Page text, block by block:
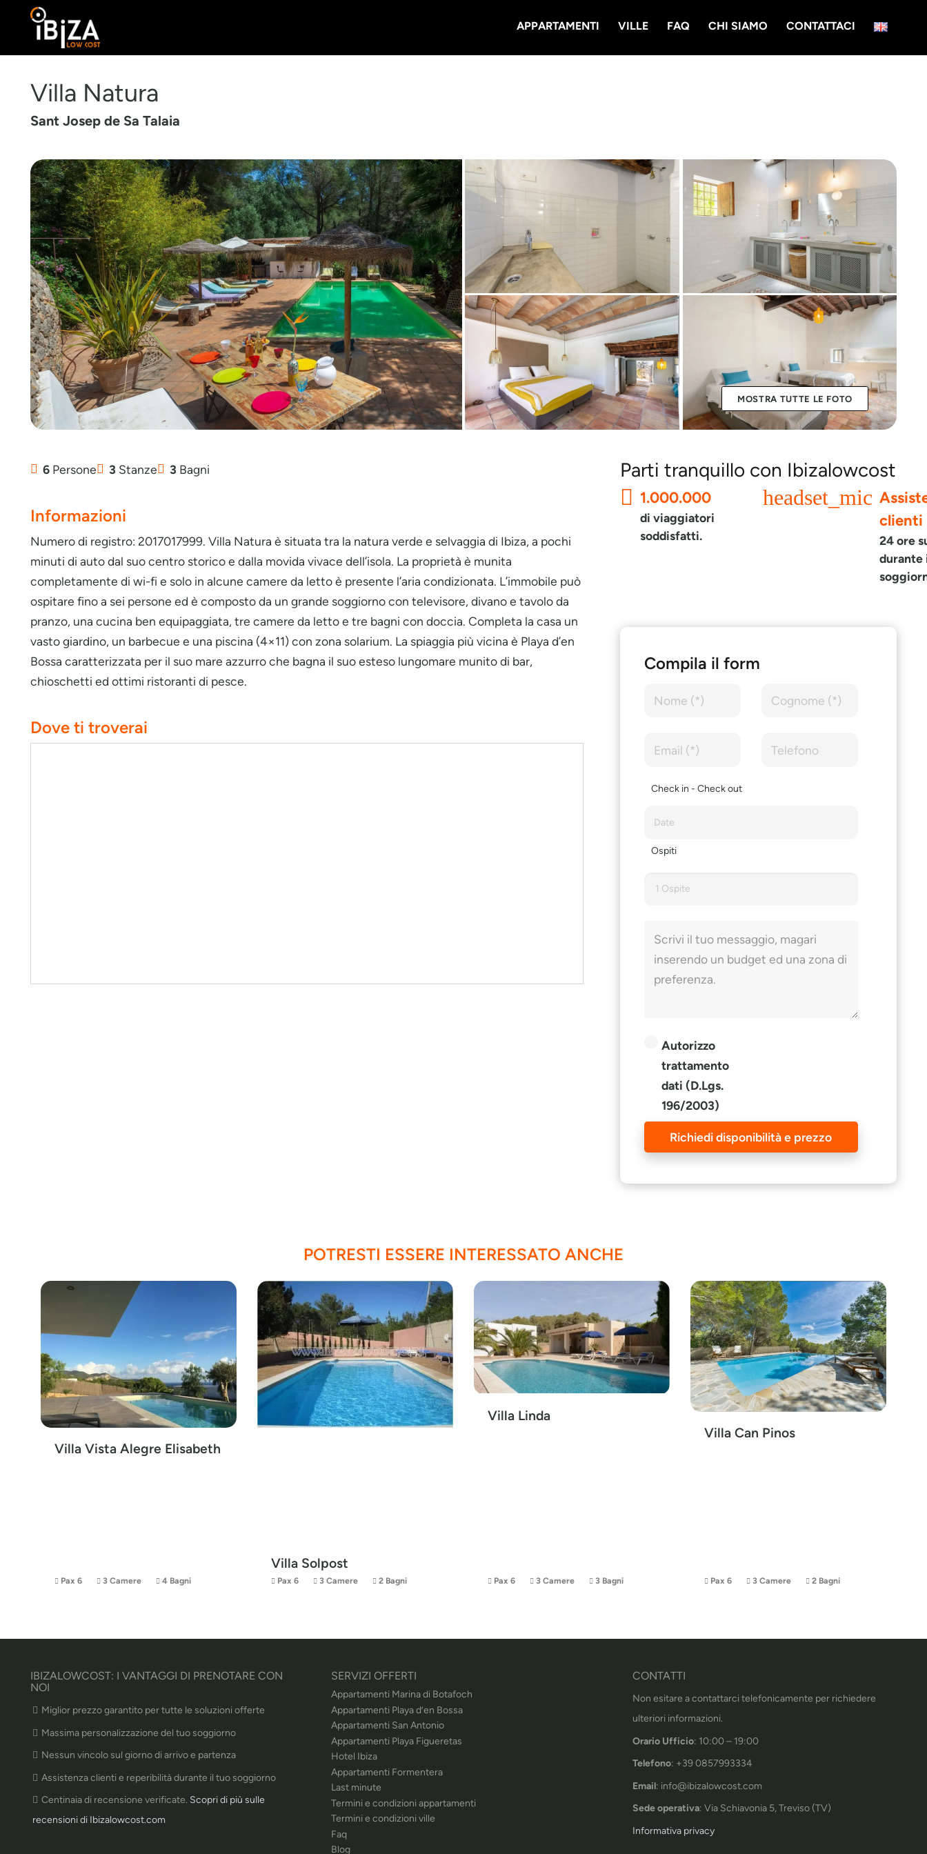
APPARTAMENTI VILLE FAQ CHI SIAMO CONTATTACI
Villa Natura
Sant Josep de Sa Talaia
MOSTRA TUTTE LE FOTO
6 Persone 3 Stanze 3 Bagni
Informazioni
Numero di registro: 2017017999. Villa Natura è situata tra la natura verde e selvaggia di Ibiza, a pochi
minuti di auto dal suo centro storico e dalla movida vivace dell’isola. La proprietà è munita
completamente di wi-fi e solo in alcune camere da letto è presente l’aria condizionata. L’immobile può
ospitare fino a sei persone ed è composto da un grande soggiorno con televisore, divano e tavolo da
pranzo, una cucina ben equipaggiata, tre camere da letto e tre bagni con doccia. Completa la casa un
vasto giardino, un barbecue e una piscina (4×11) con zona solarium. La spiaggia più vicina è Playa d’en
Bossa caratterizzata per il suo mare azzurro che bagna il suo esteso lungomare munito di bar,
chioschetti ed ottimi ristoranti di pesce.
Dove ti troverai
Parti tranquillo con Ibizalowcost
1.000.000
di viaggiatori
soddisfatti.
headset_mic
clienti
24 ore
durante
Compila il form
Check in - Check out
Ospiti
1 Ospite
Autorizzo
trattamento
dati (D.Lgs.
196/2003)
Richiedi disponibilità e prezzo
POTRESTI ESSERE INTERESSATO ANCHE
Villa Vista Alegre Elisabeth
Pax 6 3 Camere 4 Bagni
Villa Solpost
Pax 6 3 Camere 2 Bagni
Villa Linda
Pax 6 3 Camere 3 Bagni
Villa Can Pinos
Pax 6 3 Camere 2 Bagni
IBIZALOWCOST: I VANTAGGI DI PRENOTARE CON
NOI
Miglior prezzo garantito per tutte le soluzioni offerte
Massima personalizzazione del tuo soggiorno
Nessun vincolo sul giorno di arrivo e partenza
Assistenza clienti e reperibilità durante il tuo soggiorno
Centinaia di recensione verificate. Scopri di più sulle
recensioni di Ibizalowcost.com
SERVIZI OFFERTI
Appartamenti Marina di Botafoch
Appartamenti Playa d’en Bossa
Appartamenti San Antonio
Appartamenti Playa Figueretas
Hotel Ibiza
Appartamenti Formentera
Last minute
Termini e condizioni appartamenti
Termini e condizioni ville
Faq
Blog
CONTATTI
Non esitare a contattarci telefonicamente per richiedere
ulteriori informazioni.
Orario Ufficio: 10:00 – 19:00
Telefono: +39 0857993334
Email: info@ibizalowcost.com
Sede operativa: Via Schiavonia 5, Treviso (TV)
Informativa privacy